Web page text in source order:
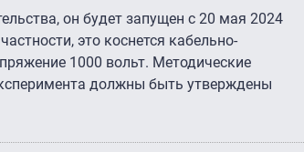
он будет запущен с 20 мая 2024
это коснется кабельно-
1000 вольт. Методические
должны быть утверждены